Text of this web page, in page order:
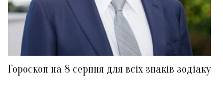
Гороскоп на 8 серпня для всіх знаків зодіаку